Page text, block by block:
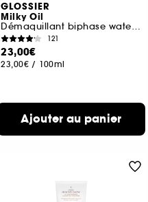
GLOSSIER
Milky Oil
Démaquillant biphase waterproof
121
23,00€
23,00€ / 100ml
Ajouter au panier